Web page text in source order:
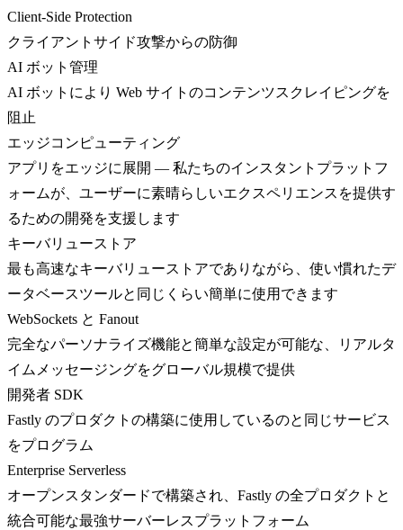
Client-Side Protection
クライアントサイド攻撃からの防御
AI ボット管理
AI ボットにより Web サイトのコンテンツスクレイピングを
阻止
エッジコンピューティング
アプリをエッジに展開 — 私たちのインスタントプラットフ
ォームが、ユーザーに素晴らしいエクスペリエンスを提供す
るための開発を支援します
キーバリューストア
最も高速なキーバリューストアでありながら、使い慣れたデ
ータベースツールと同じくらい簡単に使用できます
WebSockets と Fanout
完全なパーソナライズ機能と簡単な設定が可能な、リアルタ
イムメッセージングをグローバル規模で提供
開発者 SDK
Fastly のプロダクトの構築に使用しているのと同じサービス
をプログラム
Enterprise Serverless
オープンスタンダードで構築され、Fastly の全プロダクトと
統合可能な最強サーバーレスプラットフォーム